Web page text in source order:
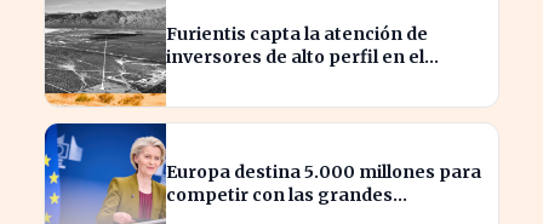
Furientis capta la atención de
inversores de alto perfil en el
Europa destina 5.000 millones para
competir con las grandes